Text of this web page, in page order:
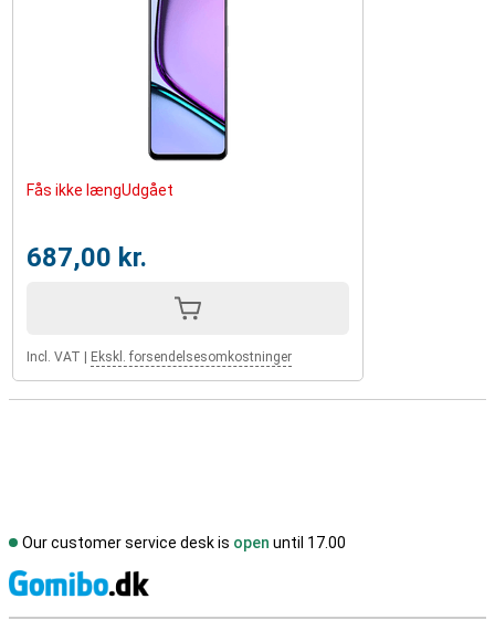
Fås ikke længUdgået
687,00 kr.
Incl. VAT Ekskl. forsendelsesomkostninger
Our customer service desk is open until 17.00